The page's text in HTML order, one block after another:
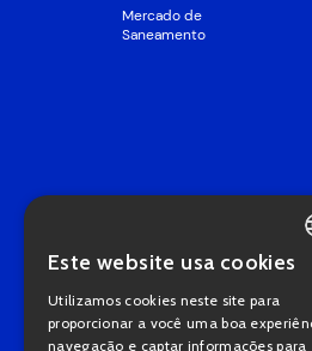
Mercado de
Saneamento
Este website usa cookies
Utilizamos cookies neste site para
proporcionar a você uma boa
navegação e captar informações para